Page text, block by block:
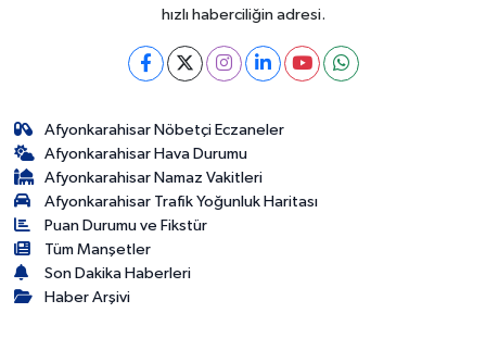
hızlı haberciliğin adresi.
Afyonkarahisar Nöbetçi Eczaneler
Afyonkarahisar Hava Durumu
Afyonkarahisar Namaz Vakitleri
Afyonkarahisar Trafik Yoğunluk Haritası
Puan Durumu ve Fikstür
Tüm Manşetler
Son Dakika Haberleri
Haber Arşivi